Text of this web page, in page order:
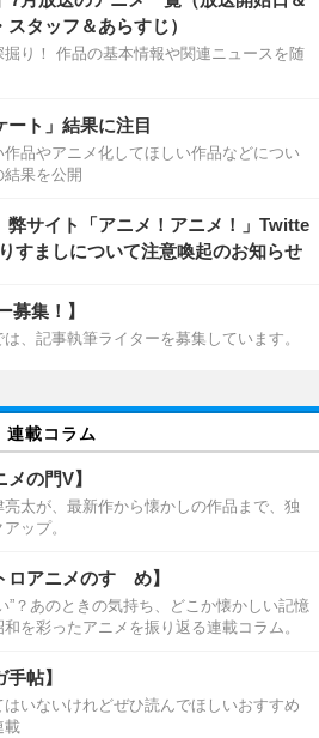
タッフ＆あらすじ）
り！ 作品の基本情報や関連ニュースを随
ト」結果に注目
品やアニメ化してほしい作品などについ
果を公開
弊サイト「アニメ！アニメ！」Twitte
すましについて注意喚起のお知らせ
募集！】
、記事執筆ライターを募集しています。
連載コラム
メの門V】
太が、最新作から懐かしの作品まで、独
ップ。
ロアニメのすゝめ】
”？あのときの気持ち、どこか懐かしい記憶
を彩ったアニメを振り返る連載コラム。
帖】
はいないけれどぜひ読んでほしいおすすめ
載